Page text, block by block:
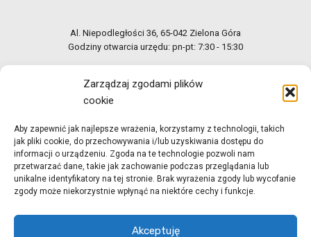
Zarządzaj zgodami plików
cookie
Aby zapewnić jak najlepsze wrażenia, korzystamy z technologii, takich
jak pliki cookie, do przechowywania i/lub uzyskiwania dostępu do
informacji o urządzeniu. Zgoda na te technologie pozwoli nam
przetwarzać dane, takie jak zachowanie podczas przeglądania lub
unikalne identyfikatory na tej stronie. Brak wyrażenia zgody lub wycofanie
zgody może niekorzystnie wpłynąć na niektóre cechy i funkcje.
Akceptuję
Al. Niepodległości 36, 65-042 Zielona Góra
Godziny otwarcia urzędu: pn-pt: 7:30 - 15:30
Nabywca: Województwo Lubuskie,
ul. Podgórna 7, 65-057 Zielona Góra
Odbiorca: Regionalny Ośrodek Polityki Społecznej w Zielonej Górze,
Al. Niepodległości 36, 65-042 Zielona Góra, NIP: 973-100-92-10
e-Doręczenia: AE:PL-28186-64092-AUSTB-32